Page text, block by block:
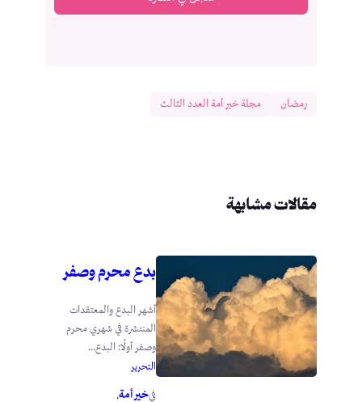
رمضان مجلة خير أمة العدد الثالث
مقالات مشابهة
بدع محرم وصفر
أشهر البدع والمعتقدات
المنتشرة في شهري محرم
وصفر أولًا: البدع...
التحرير
فيخير أمة.